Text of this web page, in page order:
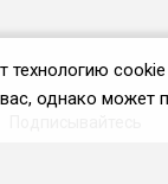
технологию
однако может